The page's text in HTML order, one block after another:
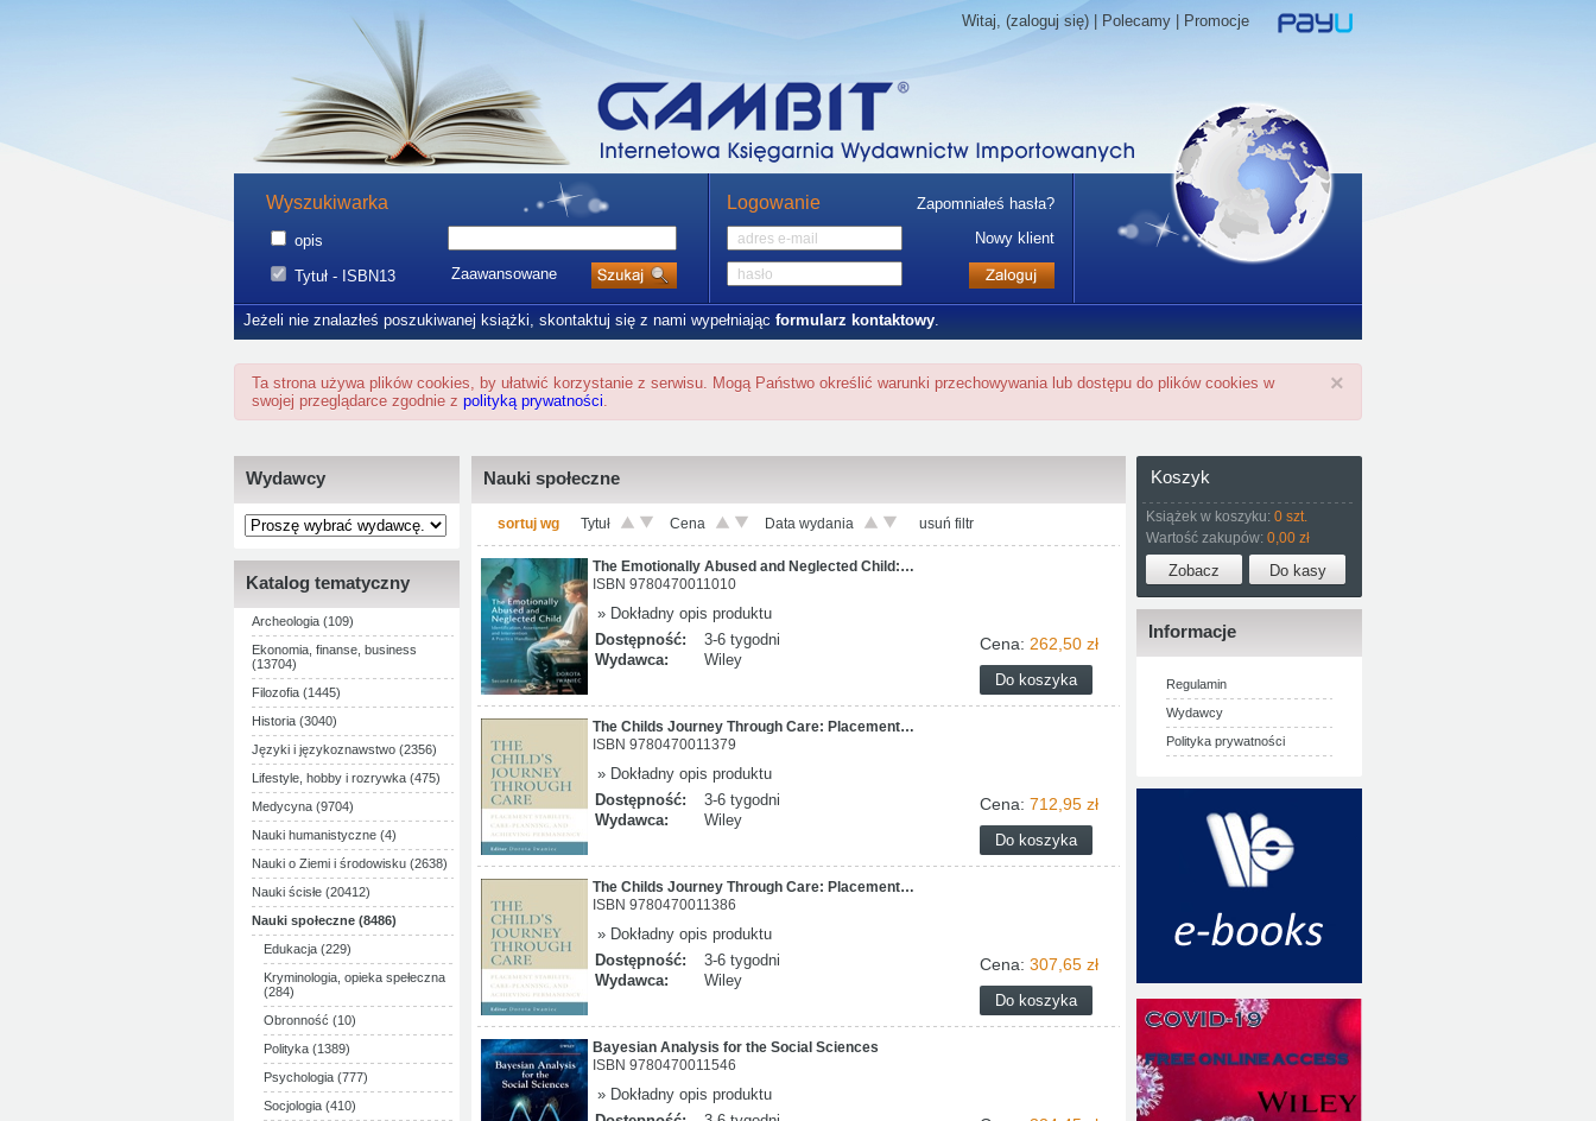
Witaj, (zaloguj się) | Polecamy Promocje
Wyszukiwarka
opis
Tytuł - ISBN13
Zaawansowane
Logowanie
Zapomniałeś hasła?
Nowy klient
Jeżeli nie znalazłeś poszukiwanej książki, skontaktuj się z nami wypełniając formularz kontaktowy.
×
Ta strona używa plików cookies, by ułatwić korzystanie z serwisu. Mogą Państwo określić warunki przechowywania lub dostępu do plików cookies w
swojej przeglądarce zgodnie z polityką prywatności.
Wydawcy
Katalog tematyczny
Archeologia (109)
Ekonomia, finanse, business
(13704)
Filozofia (1445)
Historia (3040)
Języki i językoznawstwo (2356)
Lifestyle, hobby i rozrywka (475)
Medycyna (9704)
Nauki humanistyczne (4)
Nauki o Ziemi i środowisku (2638)
Nauki ścisłe (20412)
Nauki społeczne (8486)
Edukacja (229)
Kryminologia, opieka spełeczna
(284)
Obronność (10)
Polityka (1389)
Psychologia (777)
Socjologia (410)
Nauki społeczne
sortuj wg Tytuł Cena Data wydania usuń filtr
The Emotionally Abused and Neglected Child:…
ISBN 9780470011010
Cena: 262,50 zł
» Dokładny opis produktu
Dostępność:
3-6 tygodni
Wydawca:
Wiley
The Childs Journey Through Care: Placement…
ISBN 9780470011379
Cena: 712,95 zł
» Dokładny opis produktu
Dostępność:
3-6 tygodni
Wydawca:
Wiley
The Childs Journey Through Care: Placement…
ISBN 9780470011386
Cena: 307,65 zł
» Dokładny opis produktu
Dostępność:
3-6 tygodni
Wydawca:
Wiley
Bayesian Analysis for the Social Sciences
ISBN 9780470011546
» Dokładny opis produktu
Koszyk
Książek w koszyku: 0 szt.
Wartość zakupów: 0,00 zł
Informacje
Regulamin
Wydawcy
Polityka prywatności